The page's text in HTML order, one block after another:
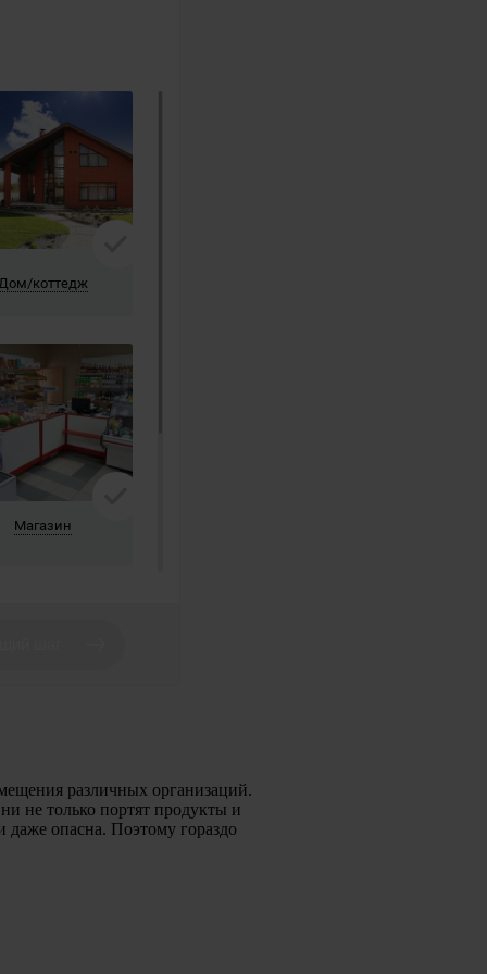
различных организаций.
не только портят продукты и
даже опасна. Поэтому гораздо